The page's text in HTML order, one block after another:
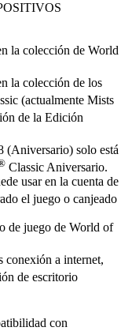
la colección de World
la colección de los
(actualmente Mists
de la Edición
(Aniversario) solo está
Classic Aniversario.
usar en la cuenta de
el juego o canjeado
de juego de World of
conexión a internet,
de escritorio
con